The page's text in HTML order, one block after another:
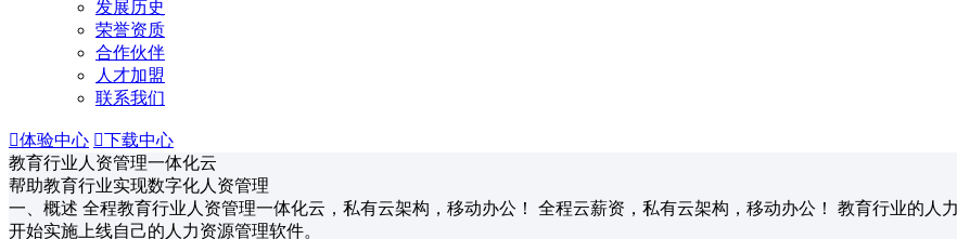
发展历史
荣誉资质
合作伙伴
人才加盟
联系我们
体验中心 下载中心
教育行业人资管理一体化云
帮助教育行业实现数字化人资管理
一、概述 全程教育行业人资管理一体化云，私有云架构，移动办公！ 全程云薪资，私有云架构，移动办公！ 教育行业的人
开始实施上线自己的人力资源管理软件。